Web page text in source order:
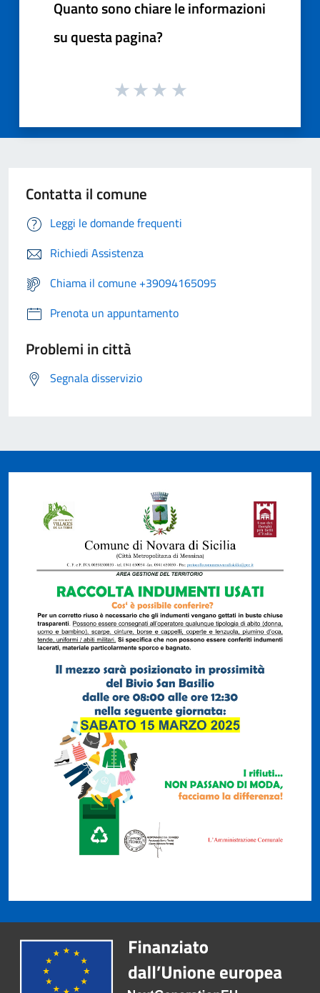
Quanto sono chiare le informazioni
su questa pagina?
Contatta il comune
Leggi le domande frequenti
Richiedi Assistenza
Chiama il comune +39094165095
Prenota un appuntamento
Problemi in città
Segnala disservizio